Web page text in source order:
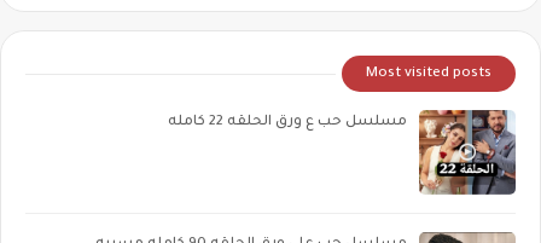
Most visited posts
مسلسل حب ع ورق الحلقه 22 كامله